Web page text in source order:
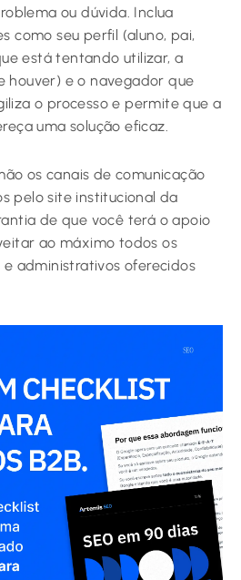
ou dúvida. Inclua
como seu perfil (aluno, pai,
está tentando utilizar, a
houver) e o navegador que
o processo e permite que a
uma solução eficaz.
os canais de comunicação
pelo site institucional da
de que você terá o apoio
ao máximo todos os
e administrativos oferecidos